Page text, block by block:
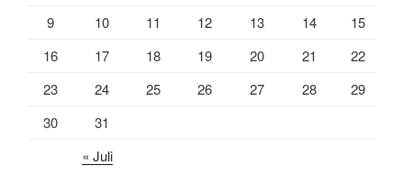
9
10 11 12 13 14
15
16
17 18 19 20 21
22
23
24 25 26 27 28
29
30
31
« Juli